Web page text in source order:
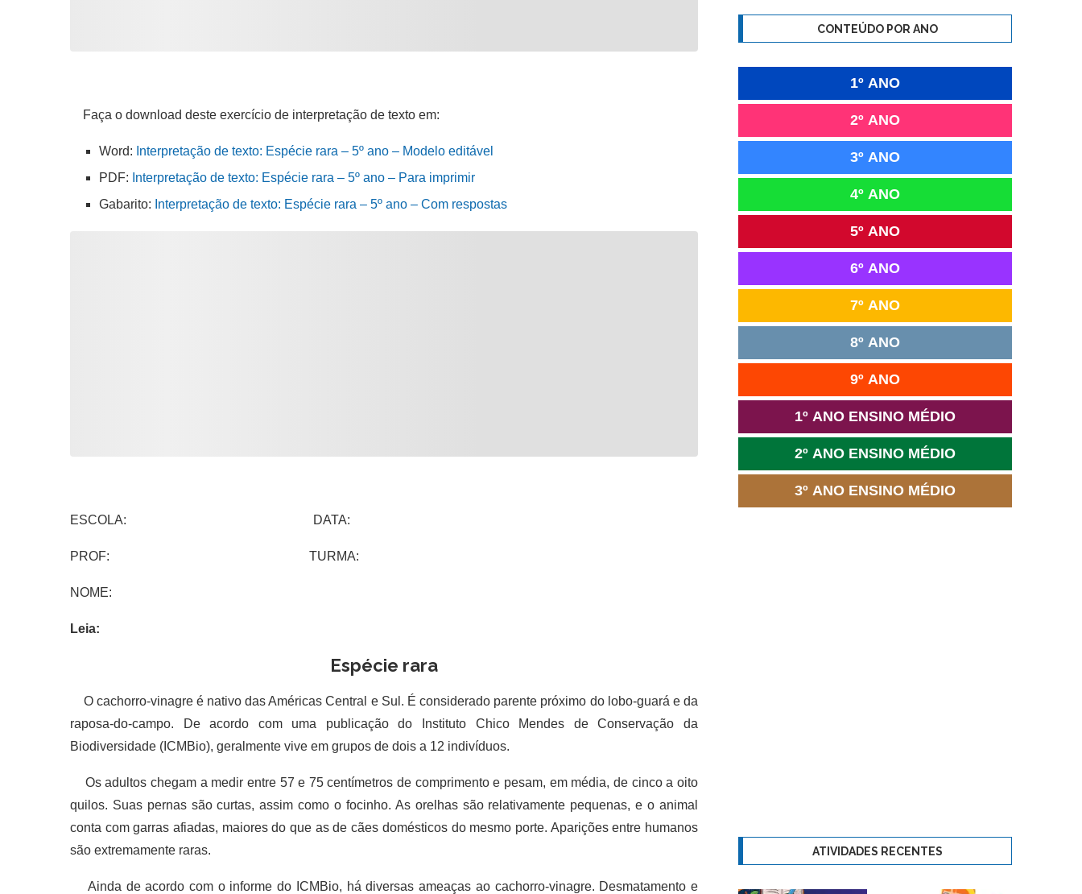
Faça o download deste exercício de interpretação de texto em:
Word: Interpretação de texto: Espécie rara – 5º ano – Modelo editável
PDF: Interpretação de texto: Espécie rara – 5º ano – Para imprimir
Gabarito: Interpretação de texto: Espécie rara – 5º ano – Com respostas
ESCOLA: DATA:
PROF: TURMA:
NOME:
Leia:
Espécie rara
O cachorro-vinagre é nativo das Américas Central e Sul. É considerado parente próximo do lobo-guará e da
raposa-do-campo. De acordo com uma publicação do Instituto Chico Mendes de Conservação da
Biodiversidade (ICMBio), geralmente vive em grupos de dois a 12 indivíduos.
Os adultos chegam a medir entre 57 e 75 centímetros de comprimento e pesam, em média, de cinco a oito
quilos. Suas pernas são curtas, assim como o focinho. As orelhas são relativamente pequenas, e o animal
conta com garras afiadas, maiores do que as de cães domésticos do mesmo porte. Aparições entre humanos
são extremamente raras.
Ainda de acordo com o informe do ICMBio, há diversas ameaças ao cachorro-vinagre. Desmatamento e
CONTEÚDO POR ANO
1º ANO
2º ANO
3º ANO
4º ANO
5º ANO
6º ANO
7º ANO
8º ANO
9º ANO
1º ANO ENSINO MÉDIO
2º ANO ENSINO MÉDIO
3º ANO ENSINO MÉDIO
ATIVIDADES RECENTES